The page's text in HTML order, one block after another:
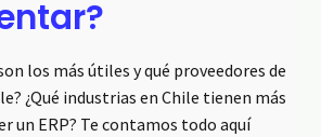
los más útiles y qué proveedores de
¿Qué industrias en Chile tienen más
un ERP? Te contamos todo aquí